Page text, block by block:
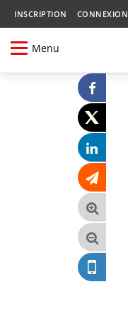
INSCRIPTION CONNEXION
Menu